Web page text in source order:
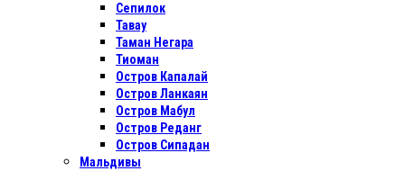
Сепилок
Тавау
Таман Негара
Тиоман
Остров Капалай
Остров Ланкаян
Остров Мабул
Остров Реданг
Остров Сипадан
Мальдивы